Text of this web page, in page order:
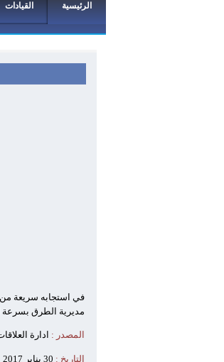
الرئيسية القيادات
في استجابه سريعة من
مديرية الطرق بسرعة
المصدر : ادارة
التاريخ :